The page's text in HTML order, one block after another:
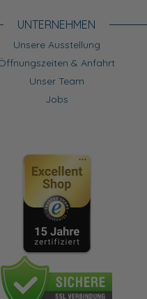
UNTERNEHMEN
Unsere Ausstellung
& Anfahrt
Unser Team
Jobs